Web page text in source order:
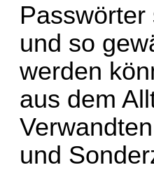
und so
werden
aus dem
und